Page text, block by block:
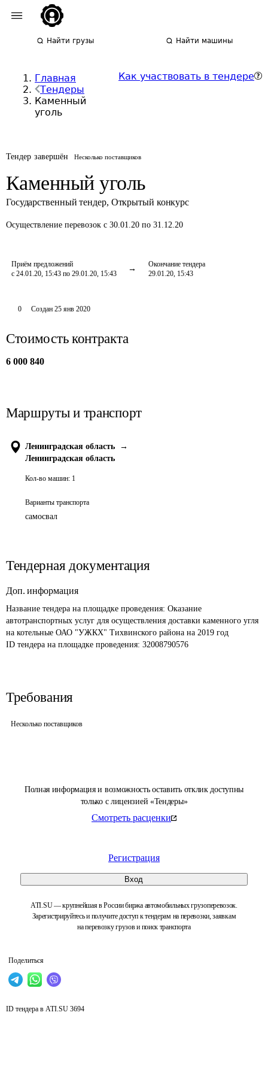
Найти грузы Найти машины
Главная
Тендеры
Каменный
уголь
Как участвовать в тендере
Тендер завершён Несколько поставщиков
Каменный уголь
Государственный тендер, Открытый конкурс
Осуществление перевозок с 30.01.20 по 31.12.20
Приём предложений
с 24.01.20, 15:43 по 29.01.20, 15:43
Окончание тендера
29.01.20, 15:43
Полная информация и возможность оставить отклик доступны
только с лицензией «Тендеры»
Смотреть расценки
Регистрация
Вход
ATI.SU — крупнейшая в России биржа автомобильных грузоперевозок.
Зарегистрируйтесь и получите доступ к тендерам на перевозки, заявкам
на перевозку грузов и поиск транспорта
Поделиться
0 Создан 25 янв 2020
Стоимость контракта
6 000 840
Маршруты и транспорт
Ленинградская область
→
Ленинградская область
Кол-во машин: 1
Варианты транспорта
самосвал
Тендерная документация
Доп. информация
Название тендера на площадке проведения: Оказание
автотранспортных услуг для осуществления доставки каменного угля
на котельные ОАО "УЖКХ" Тихвинского района на 2019 год
ID тендера на площадке проведения: 32008790576
Требования
Несколько поставщиков
ID тендера в ATI.SU 3694